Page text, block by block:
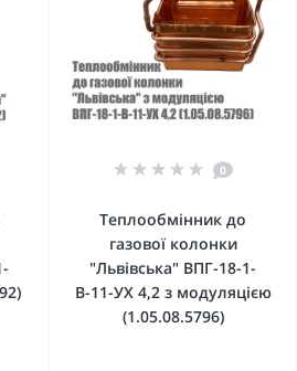
0
Теплообмінник до
газової колонки
"Львiвська" ВПГ-18-1-
В-11-УХ 4,2 з модуляцією
(1.05.08.5796)